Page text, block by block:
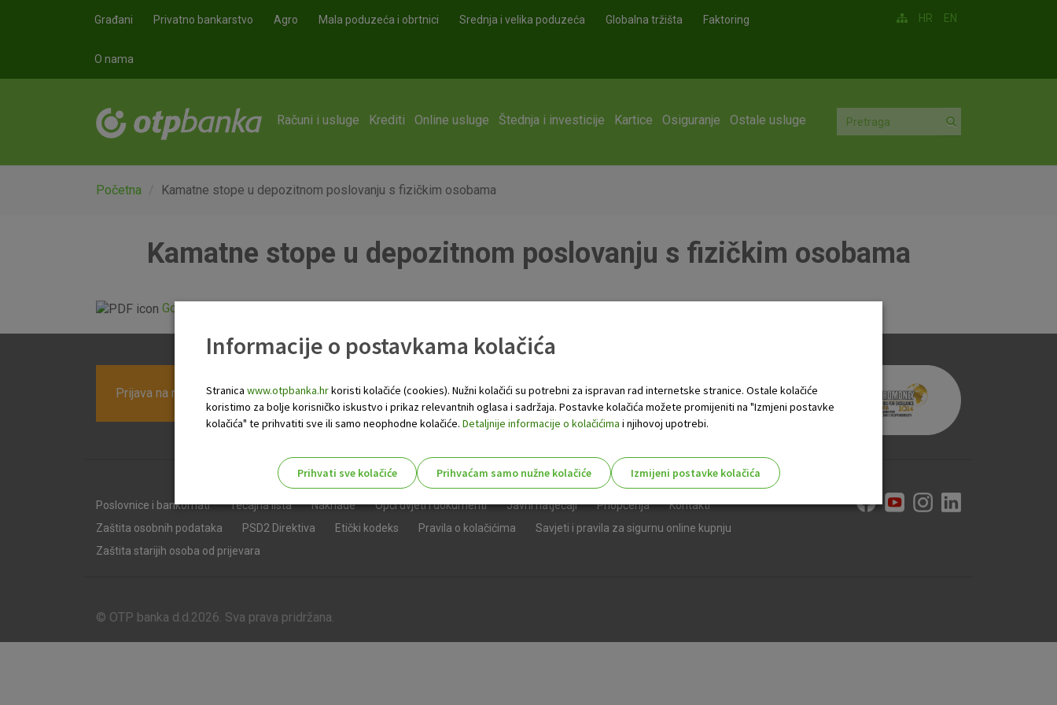
Građani Privatno bankarstvo Agro Mala poduzeća i obrtnici Srednja i velika poduzeća Globalna tržišta Faktoring
O nama
HR EN
Računi i usluge Krediti Online usluge Štednja i investicije Kartice Osiguranje Ostale usluge
Početna Kamatne stope u depozitnom poslovanju s fizičkim osobama
Kamatne stope u depozitnom poslovanju s fizičkim osobama
Godisnje kamatne stope u depozitnom poslovanju vazece od 25.svibnja.pdf
Prijava na newsletter OTP banke
Poslovnice i bankomati Tečajna lista Naknade Opći uvjeti i dokumenti Javni natječaji Priopćenja
Kontakti
Zaštita osobnih podataka
PSD2 Direktiva Etički kodeks Pravila o kolačićima
Savjeti i pravila za sigurnu online kupnju
Zaštita starijih osoba od prijevara
© OTP banka d.d.2026. Sva prava pridržana.
Informacije o postavkama kolačića
Stranica www.otpbanka.hrkoristi kolačiće (cookies). Nužni kolačići su potrebni za ispravan rad internetske stranice. Ostale kolačiće
koristimo za bolje korisničko iskustvo i prikaz relevantnih oglasa i sadržaja. Postavke kolačića možete promijeniti na "Izmjeni postavke
kolačića" te prihvatiti sve ili samo neophodne kolačiće. Detaljnije informacije o kolačićima i njihovoj upotrebi.
Prihvati sve kolačiće Prihvaćam samo nužne kolačiće
Izmijeni postavke kolačića